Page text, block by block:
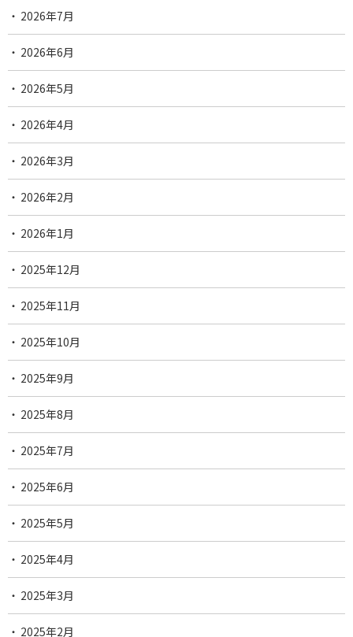
2026年7月
2026年6月
2026年5月
2026年4月
2026年3月
2026年2月
2026年1月
2025年12月
2025年11月
2025年10月
2025年9月
2025年8月
2025年7月
2025年6月
2025年5月
2025年4月
2025年3月
2025年2月